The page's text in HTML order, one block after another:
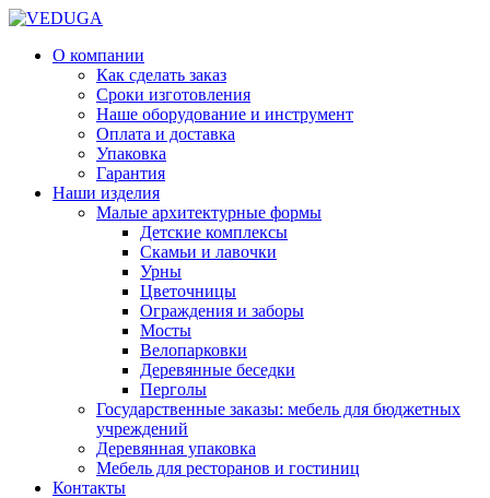
О компании
Как сделать заказ
Сроки изготовления
Наше оборудование и инструмент
Оплата и доставка
Упаковка
Гарантия
Наши изделия
Малые архитектурные формы
Детские комплексы
Скамьи и лавочки
Урны
Цветочницы
Ограждения и заборы
Мосты
Велопарковки
Деревянные беседки
Перголы
Государственные заказы: мебель для бюджетных
учреждений
Деревянная упаковка
Мебель для ресторанов и гостиниц
Контакты